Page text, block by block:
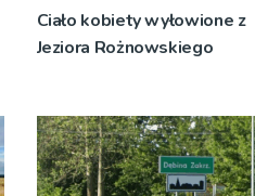
Ciało kobiety wyłowione z
Jeziora Rożnowskiego